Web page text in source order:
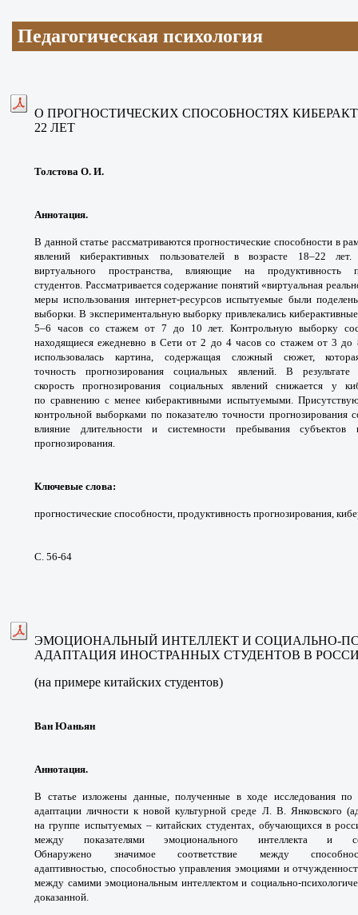
Педагогическая психология
О ПРОГНОСТИЧЕСКИХ СПОСОБНОСТЯХ
22 ЛЕТ
Толстова О. И.
Аннотация.
В данной статье рассматриваютсяпрогностические способности в
явленийкиберактивных пользователей в возрасте 18–22
виртуального пространства, влияющие на продуктивность
студентов. Рассматривается содержание понятий «виртуальная
меры использования интернет-ресурсов испытуемые были
выборки. В экспериментальную выборку привлекались
5–6 часов со стажем от 7 до 10лет. Контрольную выборку
находящиеся ежедневно в Сети от 2 до 4 часов со стажем от 3
использовалась картина, содержащая сложный сюжет,
точностьпрогнозирования социальных явлений. В
скоростьпрогнозирования социальных явлений снижается у
посравнению с менее киберактивными испытуемыми.
контрольной выборками по показателю точности прогнозирования
влияние длительности и системности пребывания
прогнозирования.
Ключевые слова:
прогностические способности, продуктивность прогнозирования,
С. 56-64
ЭМОЦИОНАЛЬНЫЙ ИНТЕЛЛЕКТ И СОЦИАЛЬНО-
АДАПТАЦИЯ ИНОСТРАННЫХ СТУДЕНТОВ В
(на примере китайских студентов)
Ван Юаньян
Аннотация.
В статье изложены данные,полученные в ходе исследования
адаптации личностик новой культурной среде Л. В. Янковского
нагруппе испытуемых – китайских студентах, обучающихся в
между показателями эмоционального интеллекта и
Обнаружено значимое соответствие между
адаптивностью, способностью управления эмоциями и
между самими эмоциональным интеллектом и социально-
доказанной.